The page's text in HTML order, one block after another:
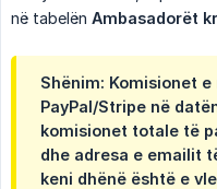
në tabelën Ambasadorët
Shënim: Komisionet
PayPal/Stripe në
komisionet totale të
dhe adresa e emailit
keni dhënë është e